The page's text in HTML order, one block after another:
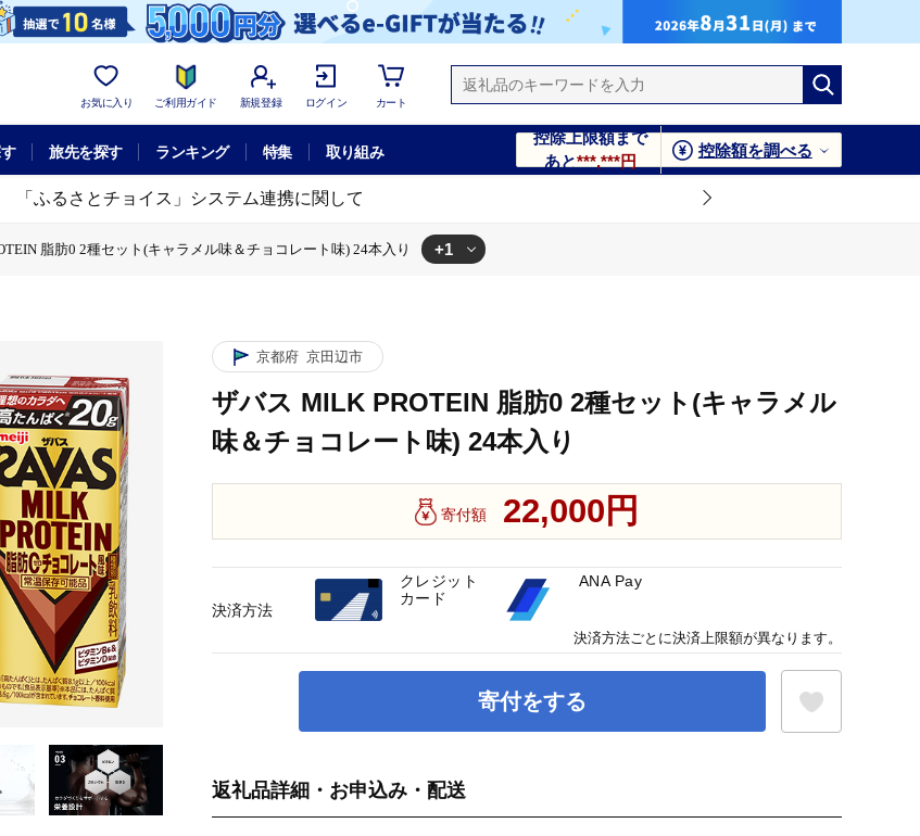
お気に入り ご利用ガイド 新規登録 ログイン カート
旅先を探す ランキング 特集 取り組み
控除上限額まで
あと***,***円
控除額を調べる
「ふるさとチョイス」システム連携に関して
脂肪0 2種セット(キャラメル味＆チョコレート味) 24本入り +1
京都府 京田辺市
ザバス MILK PROTEIN 脂肪0 2種セット(キャラメル
味＆チョコレート味) 24本入り
寄付額 22,000円
寄付をする
返礼品詳細・お申込み・配送
決済方法
クレジット
カード
ANA Pay
決済方法ごとに決済上限額が異なります。